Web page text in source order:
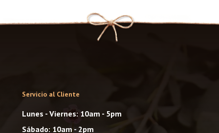
Servicio al Cliente
Lunes - Viernes: 10am - 5pm
Sábado: 10am - 2pm